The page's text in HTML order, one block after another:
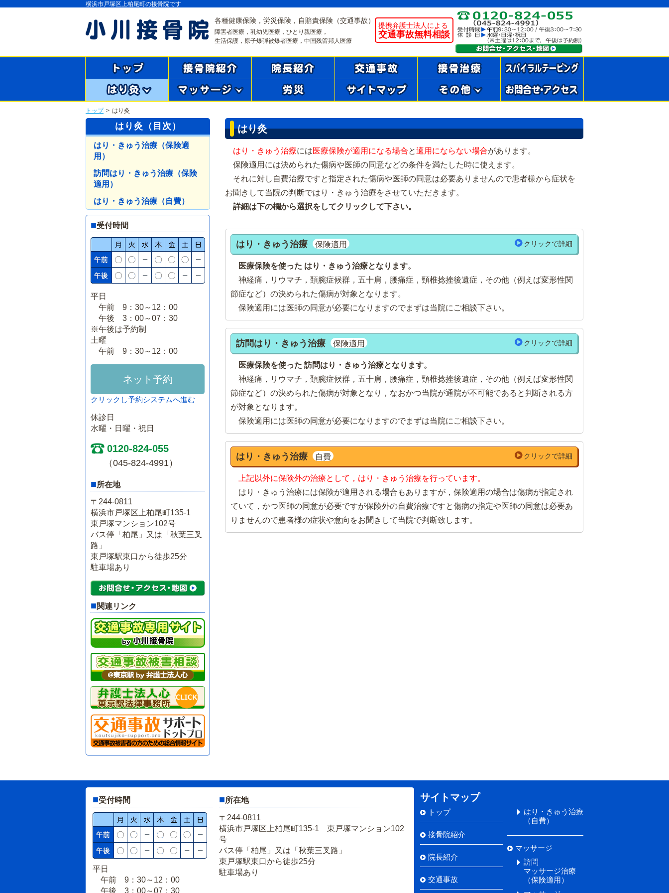
横浜市戸塚区上柏尾町の接骨院です
各種健康保険，労災保険，自賠責保険（交通事故）
障害者医療，乳幼児医療，ひとり親医療，
生活保護，原子爆弾被爆者医療，中国残留邦人医療
提携弁護士法人による
交通事故無料相談
トップ > はり灸
はり灸
はり・きゅう治療には医療保険が適用になる場合と適用にならない場合があります。
保険適用には決められた傷病や医師の同意などの条件を満たした時に使えます。
それに対し自費治療ですと指定された傷病や医師の同意は必要ありませんので患者様から症状を
お聞きして当院の判断ではり・きゅう治療をさせていただきます。
詳細は下の欄から選択をしてクリックして下さい。
はり・きゅう治療 保険適用 クリックで詳細
医療保険を使った はり・きゅう治療となります。
神経痛，リウマチ，頚腕症候群，五十肩，腰痛症，頸椎捻挫後遺症，その他（例えば変形性関
節症など）の決められた傷病が対象となります。
保険適用には医師の同意が必要になりますのでまずは当院にご相談下さい。
訪問はり・きゅう治療 保険適用 クリックで詳細
医療保険を使った 訪問はり・きゅう治療となります。
神経痛，リウマチ，頚腕症候群，五十肩，腰痛症，頸椎捻挫後遺症，その他（例えば変形性関
節症など）の決められた傷病が対象となり，なおかつ当院が通院が不可能であると判断される方
が対象となります。
保険適用には医師の同意が必要になりますのでまずは当院にご相談下さい。
はり・きゅう治療 自費 クリックで詳細
上記以外に保険外の治療として，はり・きゅう治療を行っています。
はり・きゅう治療には保険が適用される場合もありますが，保険適用の場合は傷病が指定され
ていて，かつ医師の同意が必要ですが保険外の自費治療ですと傷病の指定や医師の同意は必要あ
りませんので患者様の症状や意向をお聞きして当院で判断致します。
はり灸（目次）
はり・きゅう治療（保険適
用）
訪問はり・きゅう治療（保険
適用）
はり・きゅう治療（自費）
■受付時間
平日
午前 9：30～12：00
午後 3：00～07：30
※午後は予約制
土曜
午前 9：30～12：00
ネット予約
クリックし予約システムへ進む
休診日
水曜・日曜・祝日
0120-824-055
（045-824-4991）
■所在地
〒244-0811
横浜市戸塚区上柏尾町135-1
東戸塚マンション102号
バス停「柏尾」又は「秋葉三叉
路」
東戸塚駅東口から徒歩25分
駐車場あり
■関連リンク
■受付時間
平日
午前 9：30～12：00
午後 3：00～07：30
■所在地
〒244-0811
横浜市戸塚区上柏尾町135-1 東戸塚マンション102
号
バス停「柏尾」又は「秋葉三叉路」
東戸塚駅東口から徒歩25分
駐車場あり
サイトマップ
トップ
接骨院紹介
院長紹介
交通事故
はり・きゅう治療
（自費）
マッサージ
訪問
マッサージ治療
（保険適用）